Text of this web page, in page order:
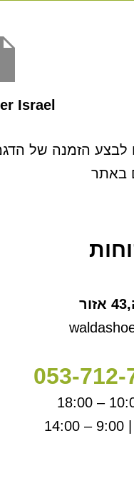
Israel
לבצע הזמנה של
באתר
053-712-